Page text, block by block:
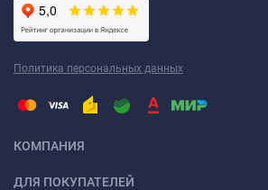
Политика персональных данных
КОМПАНИЯ
ДЛЯ ПОКУПАТЕЛЕЙ